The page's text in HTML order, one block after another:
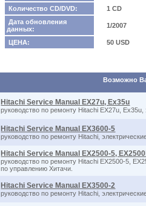
Количество CD/DVD:
1 CD
Дата обновления
данных:
1/2007
ЦЕНА: 50 USD
Возможно
Hitachi Service Manual EX27u, Ex35u
руководство по ремонту Hitachi EX27u,
Hitachi Service Manual EX3600-5
руководство по ремонту Hitachi,
Hitachi Service Manual EX2500-5,
руководство по ремонту Hitachi EX2500-5,
по управлению Хитачи.
Hitachi Service Manual EX3500-2
руководство по ремонту Hitachi,